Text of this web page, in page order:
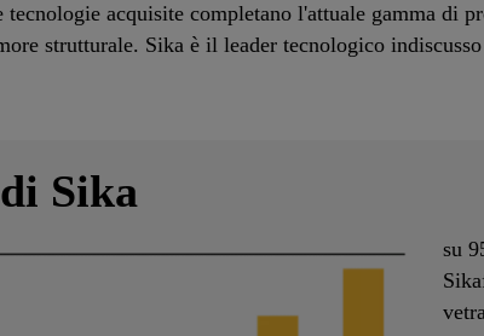
tecnologie acquisite completano l'attuale gamma di
strutturale. Sika è il leader tecnologico
Sika
su